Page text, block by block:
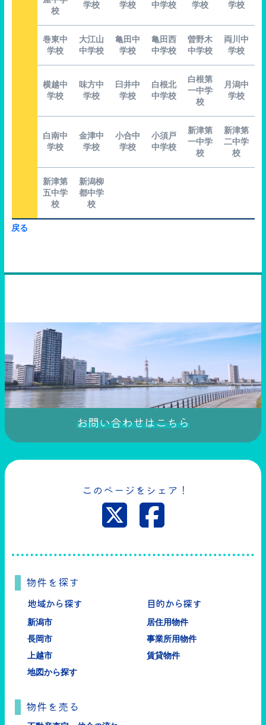
校
学校
学校
中学校
学校
学校
巻東中
学校
大江山
中学校
亀田中
学校
亀田西
中学校
曽野木
中学校
両川中
学校
横越中
学校
味方中
学校
臼井中
学校
白根北
中学校
白根第
一中学
校
月潟中
学校
白南中
学校
金津中
学校
小合中
学校
小須戸
中学校
新津第
一中学
校
新津第
二中学
校
新津第
五中学
校
新潟柳
都中学
校
戻る
お問い合わせはこちら
このページをシェア！
物件を探す
地域から探す
新潟市
長岡市
上越市
地図から探す
目的から探す
居住用物件
事業所用物件
賃貸物件
物件を売る